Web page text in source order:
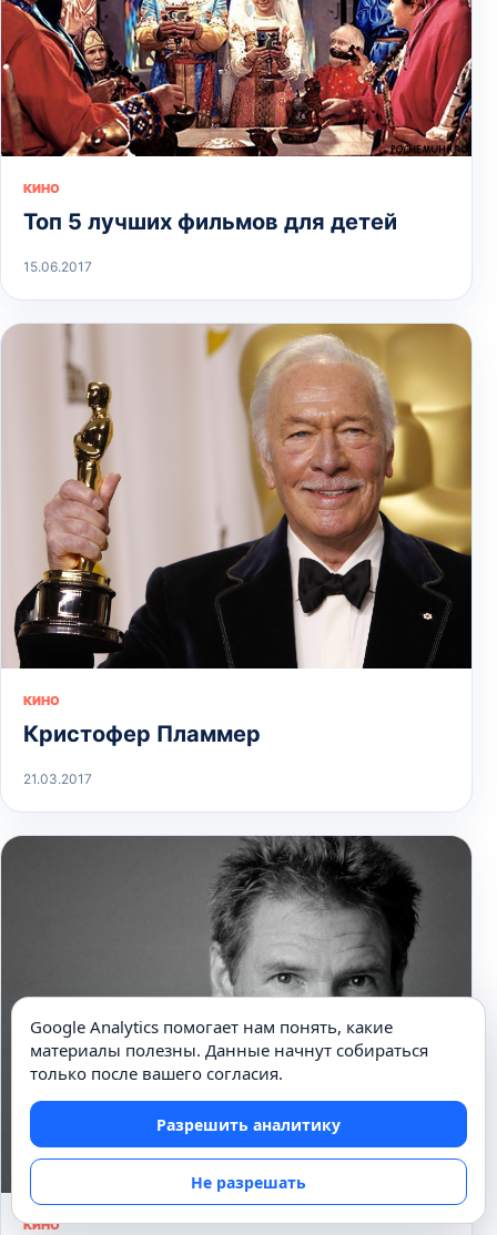
КИНО
Топ 5 лучших фильмов для детей
15.06.2017
КИНО
Кристофер Пламмер
21.03.2017
КИНО
Google Analytics помогает нам понять, какие
материалы полезны. Данные начнут собираться
только после вашего согласия.
Разрешить аналитику
Не разрешать